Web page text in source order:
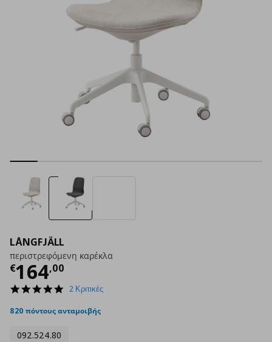
LÅNGFJÄLL
περιστρεφόμενη καρέκλα
€164,00
Τρέχουσα τιμή
5.0
rating
2 Κριτικές
820 πόντους ανταμοιβής
092.524.80